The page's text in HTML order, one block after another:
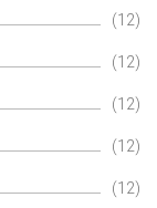
(12)
(12)
(12)
(12)
(12)